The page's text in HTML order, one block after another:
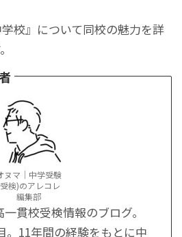
校』について同校の魅力を詳
ヌマ｜中学受験
検)のアレコレ
編集部
貫校受検情報のブログ。
。11年間の経験をもとに中